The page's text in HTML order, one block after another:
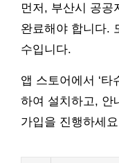
먼저, 부산시 공공
완료해야 합니다.
수입니다.
앱 스토어에서 ‘타
하여 설치하고, 안
가입을 진행하세